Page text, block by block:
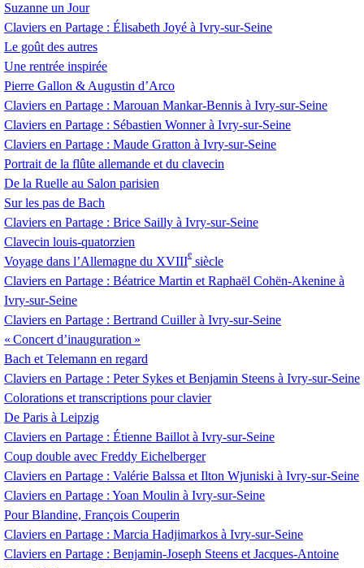
Suzanne un Jour
Claviers en Partage : Élisabeth Joyé à Ivry-sur-Seine
Le goût des autres
Une rentrée inspirée
Pierre Gallon & Augustin d’Arco
Claviers en Partage : Marouan Mankar-Bennis à Ivry-sur-Seine
Claviers en Partage : Sébastien Wonner à Ivry-sur-Seine
Claviers en Partage : Maude Gratton à Ivry-sur-Seine
Portrait de la flûte allemande et du clavecin
De la Ruelle au Salon parisien
Sur les pas de Bach
Claviers en Partage : Brice Sailly à Ivry-sur-Seine
Clavecin louis-quatorzien
Voyage dans l’Allemagne du XVIII
e
siècle
Claviers en Partage : Béatrice Martin et Raphaël Cohën-Akenine à
Ivry-sur-Seine
Claviers en Partage : Bertrand Cuiller à Ivry-sur-Seine
« Concert d’inauguration »
Bach et Telemann en regard
Claviers en Partage : Peter Sykes et Benjamin Steens à Ivry-sur-Seine
Colorations et transcriptions pour clavier
De Paris à Leipzig
Claviers en Partage : Étienne Baillot à Ivry-sur-Seine
Coup double avec Freddy Eichelberger
Claviers en Partage : Valérie Balssa et Ilton Wjuniski à Ivry-sur-Seine
Claviers en Partage : Yoan Moulin à Ivry-sur-Seine
Pour Blandine, François Couperin
Claviers en Partage : Marcia Hadjimarkos à Ivry-sur-Seine
Claviers en Partage : Benjamin-Joseph Steens et Jacques-Antoine